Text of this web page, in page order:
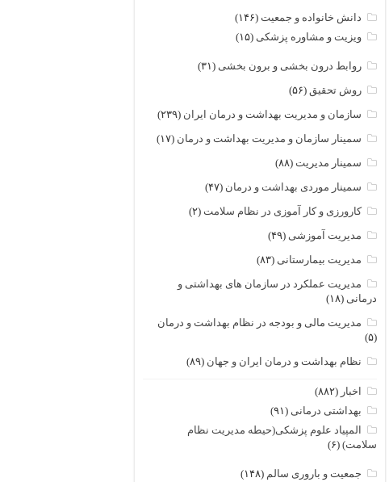
دانش خانواده و جمعیت(۱۴۶)
ویزیت و مشاوره پزشکی (۱۵)
روابط درون بخشی و برون بخشی (۳۱)
روش تحقیق(۵۶)
سازمان و مدیریت بهداشت و درمان ایران (۲۳۹)
سمینار سازمان و مدیریت بهداشت و درمان (۱۷)
سمینار مدیریت(۸۸)
سمینار موردی بهداشت و درمان (۴۷)
کارورزی و کار آموزی در نظام سلامت(۲)
مدیریت آموزشی (۴۹)
مدیریت بیمارستانی (۸۳)
مدیریت عملکرد در سازمان های بهداشتی و
درمانی (۱۸)
مدیریت مالی و بودجه در نظام بهداشت و درمان
(۵)
نظام بهداشت و درمان ایران و جهان (۸۹)
اخبار (۸۸۲)
بهداشتی درمانی (۹۱)
المپیاد علوم پزشکی(حیطه مدیریت نظام
سلامت) (۶)
جمعیت و باروری سالم (۱۴۸)